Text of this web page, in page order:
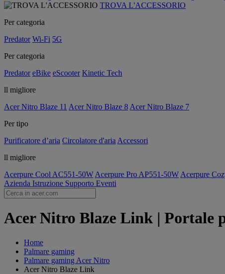
TROVA L'ACCESSORIO
Per categoria
Predator Wi-Fi 5G
Per categoria
Predator eBike eScooter Kinetic Tech
ll migliore
Acer Nitro Blaze 11 Acer Nitro Blaze 8 Acer Nitro Blaze 7
Per tipo
Purificatore d’aria Circolatore d'aria Accessori
ll migliore
Acerpure Cool AC551-50W Acerpure Pro AP551-50W Acerpure
Azienda Istruzione Supporto Eventi
Acer Nitro Blaze Link | Portale
Home
Palmare gaming
Palmare gaming Acer Nitro
Acer Nitro Blaze Link